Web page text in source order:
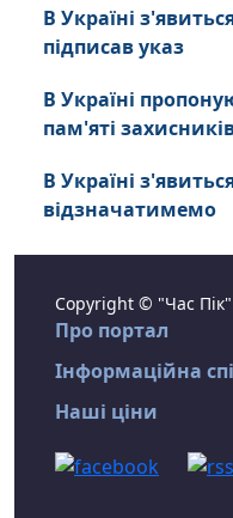
В Україні
підписав указ
В Україні
пам'яті
В Україні
відзначатимемо
Copyright © "Час
Про портал
Інформаційна
Наші ціни